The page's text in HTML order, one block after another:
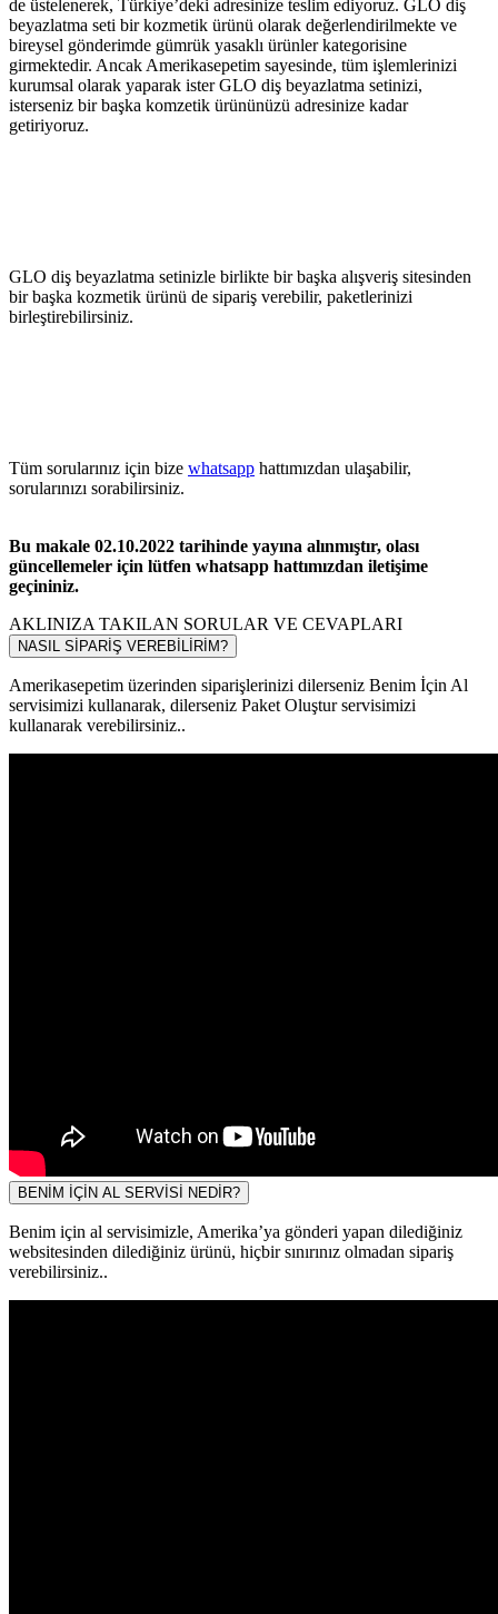
de üstelenerek, Türkiye’deki adresinize teslim ediyoruz. GLO diş
beyazlatma seti bir kozmetik ürünü olarak değerlendirilmekte ve
bireysel gönderimde gümrük yasaklı ürünler kategorisine
girmektedir. Ancak Amerikasepetim sayesinde, tüm işlemlerinizi
kurumsal olarak yaparak ister GLO diş beyazlatma setinizi,
isterseniz bir başka komzetik ürününüzü adresinize kadar
getiriyoruz.
GLO diş beyazlatma setinizle birlikte bir başka alışveriş sitesinden
bir başka kozmetik ürünü de sipariş verebilir, paketlerinizi
birleştirebilirsiniz.
Tüm sorularınız için bize whatsapp hattımızdan ulaşabilir,
sorularınızı sorabilirsiniz.
Bu makale 02.10.2022 tarihinde yayına alınmıştır, olası
güncellemeler için lütfen whatsapp hattımızdan iletişime
geçininiz.
AKLINIZA TAKILAN SORULAR VE CEVAPLARI
NASIL SİPARİŞ VEREBİLİRİM?
Amerikasepetim üzerinden siparişlerinizi dilerseniz Benim İçin Al
servisimizi kullanarak, dilerseniz Paket Oluştur servisimizi
kullanarak verebilirsiniz..
BENİM İÇİN AL SERVİSİ NEDİR?
Benim için al servisimizle, Amerika’ya gönderi yapan dilediğiniz
websitesinden dilediğiniz ürünü, hiçbir sınırınız olmadan sipariş
verebilirsiniz..